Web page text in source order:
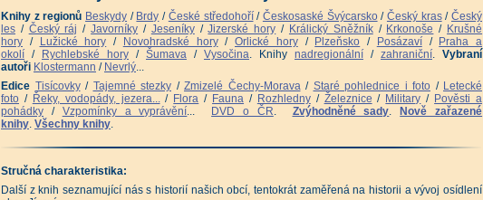
Knihy z regionů Beskydy / Brdy / České středohoří/ Českosaské Švýcarsko/ Český kras/ Český
les / Český ráj /Javorníky / Jeseníky/Jizerské hory / Králický Sněžník/ Krkonoše / Krušné
hory / Lužické hory / Novohradské hory/ Orlické hory/ Plzeňsko / Posázaví/ Praha a
okolí / Rychlebské hory / Šumava / Vysočina. Knihy nadregionální / zahraniční. Vybraní
autoři Klostermann / Nevrlý...
Edice Tisícovky/ Tajemné stezky / Zmizelé Čechy-Morava/ Staré pohlednice i foto / Letecké
foto / Řeky, vodopády, jezera.../ Flora / Fauna / Rozhledny/ Železnice / Military / Pověsti a
pohádky / Vzpomínky a vyprávění... DVD o ČR. Zvýhodněné sady.
Nově zařazené
knihy. Všechny knihy.
Stručná charakteristika:
Další z knih seznamující nás s historií našich obcí, tentokrát zaměřená na historii a vývoj osídlení